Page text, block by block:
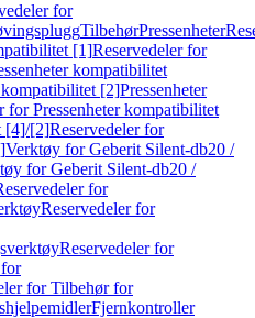
for
TilbehørPressenheter
[1]Reservedeler for
kompatibilitet
kompatibilitet [2]Pressenheter
for Pressenheter kompatibilitet
[4]/[2]Reservedeler for
Verktøy for Geberit Silent-db20 /
for Geberit Silent-db20 /
for
Reservedeler for
Reservedeler for
for Tilbehør for
Fjernkontroller